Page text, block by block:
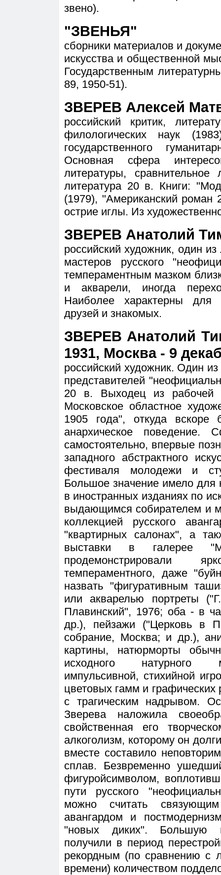
звено).
"ЗВЕНЬЯ"
сборники материалов и
искусства и общественной
Государственным
89, 1950-51).
ЗВЕРЕВ Алексей
российский критик,
филологических наук
государственного
Основная сфера
литературы, сравнительное
литература 20 в. Книги:
(1979), "Американский роман
острие иглы. Из
ЗВЕРЕВ Анатолий
российский художник, один
мастеров русского
темпераментным мазком
и акварели, иногда
Наиболее характерны для
друзей и знакомых.
ЗВЕРЕВ Анатолий
1931, Москва - 9
российский художник. Один
представителей
20 в. Выходец из рабочей
Московское областное
1905 года", откуда
анархическое поведение.
самостоятельно, впервые
западного абстрактного
фестиваля молодежи и
Большое значение имело для
в иностранных изданиях по
выдающимся собирателем и
коллекцией русского
"квартирных салонах", а
выставки в галерее
продемонстрировали
темпераментного, даже
назвать "фигуративным
или акварелью портреты
Плавинский", 1976; оба - в
др.), пейзажи ("Церковь в
собрание, Москва; и др.),
картины, натюрморты
исходного натурного
импульсивной, стихийной
цветовых гамм и графических
с трагическим надрывом.
Зверева наложила
свойственная его
алкоголизм, которому он
вместе составило
сплав. Безвременно
фигуройсимволом,
пути русского
можно считать
авангардом и
"новых диких". Большую
получили в период
рекордным (по сравнению с
времени) количеством